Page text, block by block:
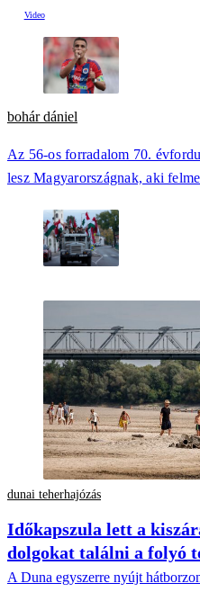
bohár dániel
Az 56-os forradalom 70.
lesz Magyarországnak, aki
dunai teherhajózás
Időkapszula lett a
dolgokat találni a folyó
A Duna egyszerre nyújt